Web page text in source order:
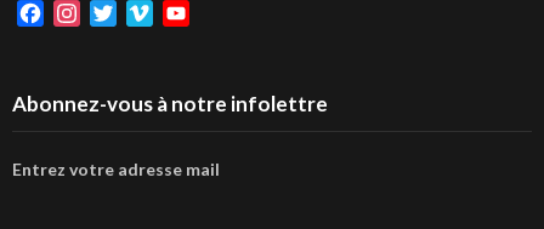
FacebookInstagramTwitterVimeo
Abonnez-vous à notre infolettre
Entrez votre adresse mail